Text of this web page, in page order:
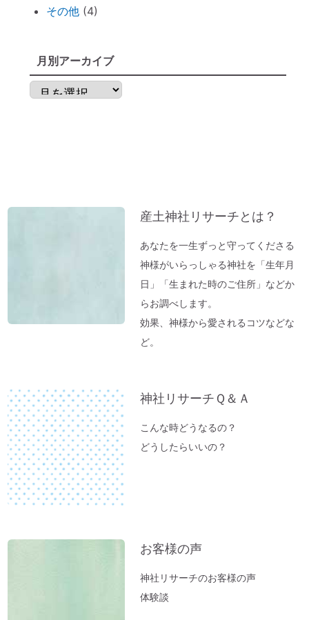
ものは？
不安な時には「慈悲の瞑想」
不安な時には「とんとんとん」
園球場
これから先は、日本が世界の中心になる
「ガイアの法則」より
【オルゴール療法：症例】ギックリ腰＆1週
間～10日続いていた便秘が解消→毎日お通
「バカ言ってる♪」水谷千重子ショーに行
神社でお腹が痛くなる理由
これが本当の「先祖供養」だった
夏のニオイ解決法「生ごみ臭」
高い浄化力♪ 高野山麓・和歌山の天然温
泉「ゆの里」に行ってきました。
【春のおそうじ】参拝前の自宅おそうじ～
富士山絶景ポイント♪「新倉富士浅間神
【お寺ヒーリング：ご感想】スカっと清々
しい空気になっていました。
その他(4)
月別アーカイブ
ブ
産土神社リサーチとは？
あなたを一生ずっと守ってくださる
神様がいらっしゃる神社を「生年月
日」「生まれた時のご住所」などか
らお調べします。
効果、神様から愛されるコツなどな
ど。
神社リサーチＱ＆Ａ
こんな時どうなるの？
どうしたらいいの？
お客様の声
神社リサーチのお客様の声
体験談